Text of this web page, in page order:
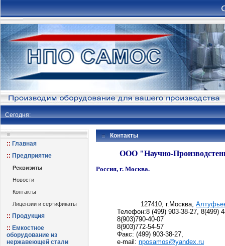
Сегодня:
Главная
Предприятие
Реквизиты
Новости
Контакты
Лицензии и сертификаты
Продукция
Емкостное
оборудование из
нержавеющей стали
Контакты
ООО "Научно-
Россия, г. Москва.
127410, г.Москва,
Телефон:8 (499) 903-38-27, 8(499)
8(903)790-40-07
8(903)772-54-57
Факс: (499) 903-38-27,
e-mail: nposamos@yandex.ru